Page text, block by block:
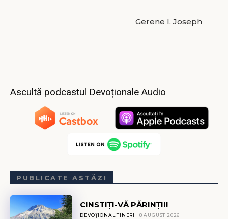
Gerene I. Joseph
Ascultă podcastul Devoționale Audio
PUBLICATE ASTĂZI
CINSTIȚI-VĂ PĂRINȚII!
DEVOȚIONAL TINERI 8 AUGUST 2026